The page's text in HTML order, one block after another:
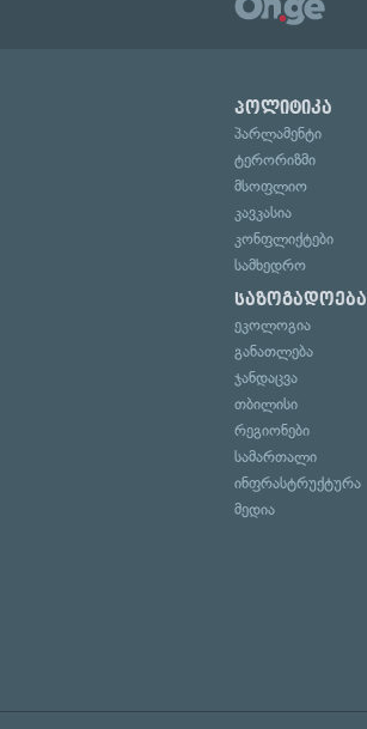
პოლიტიკა
პარლამენტი
ტერორიზმი
მსოფლიო
კავკასია
კონფლიქტები
სამხედრო
საზოგადოება
ეკოლოგია
განათლება
ჯანდაცვა
თბილისი
რეგიონები
სამართალი
ინფრასტრუქტურა
მედია